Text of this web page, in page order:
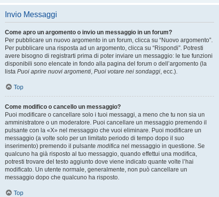
Invio Messaggi
Come apro un argomento o invio un messaggio in un forum?
Per pubblicare un nuovo argomento in un forum, clicca su “Nuovo argomento”.
Per pubblicare una risposta ad un argomento, clicca su “Rispondi”. Potresti
avere bisogno di registrarti prima di poter inviare un messaggio: le tue funzioni
disponibili sono elencate in fondo alla pagina del forum o dell’argomento (la
lista Puoi aprire nuovi argomenti, Puoi votare nei sondaggi, ecc.).
Top
Come modifico o cancello un messaggio?
Puoi modificare o cancellare solo i tuoi messaggi, a meno che tu non sia un
amministratore o un moderatore. Puoi cancellare un messaggio premendo il
pulsante con la «X» nel messaggio che vuoi eliminare. Puoi modificare un
messaggio (a volte solo per un limitato periodo di tempo dopo il suo
inserimento) premendo il pulsante modifica nel messaggio in questione. Se
qualcuno ha già risposto al tuo messaggio, quando effettui una modifica,
potresti trovare del testo aggiunto dove viene indicato quante volte l’hai
modificato. Un utente normale, generalmente, non può cancellare un
messaggio dopo che qualcuno ha risposto.
Top